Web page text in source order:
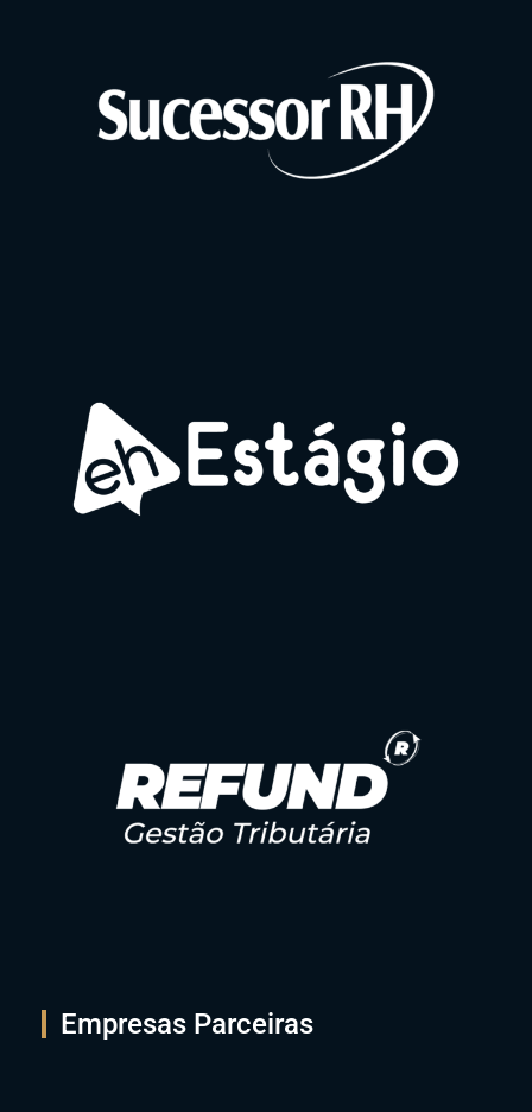
Empresas Parceiras
Para uma melhor experiência em nosso site, por favor, aceite os
nossos cookies de navegação.
Política de Privacidade Política de Cookies
Termo de Uso do Website
Canal de Ética
Política de Cordialidade